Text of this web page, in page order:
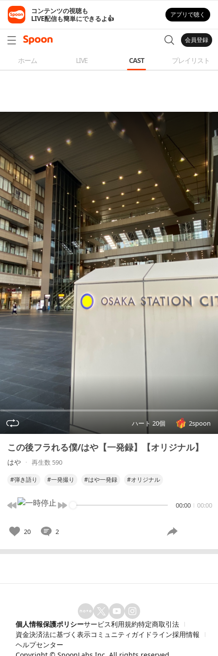
コンテンツの視聴も
LIVE配信も簡単にできるよ👍
アプリで聴く
会員登録
ホーム LIVE CAST プレイリスト
ハート 20個 2spoon
この後フラれる僕/はや【一発録】【オリジナル】
はや 再生数 590
#弾き語り #一発撮り #はや一発録 #オリジナル
00:00 00:00
20 2
個人情報保護ポリシーサービス利用規約特定商取引法
資金決済法に基づく表示コミュニティガイドライン採用情報
ヘルプセンター